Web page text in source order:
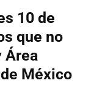
10 de
que no
Área
México